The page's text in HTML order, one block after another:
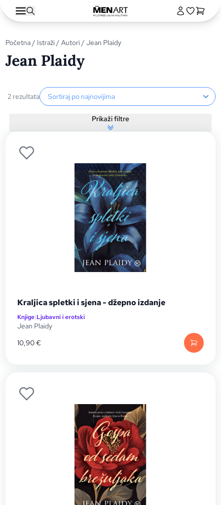
Početna/ Istraži/Autori/ Jean Plaidy
Jean Plaidy
2 rezultataSortiranje proizvoda
Prikaži filtre
Kraljica spletki i sjena - džepno izdanje
Knjige|Ljubavni i erotski
Jean Plaidy
10,90€